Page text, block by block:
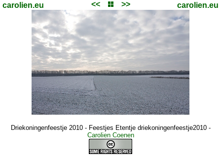
carolien.eu << >> carolien.eu
Driekoningenfeestje 2010 - Feestjes Etentje driekoningenfeestje2010-
Carolien Coenen